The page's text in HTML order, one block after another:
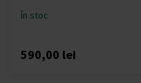
În stoc
590,00 lei